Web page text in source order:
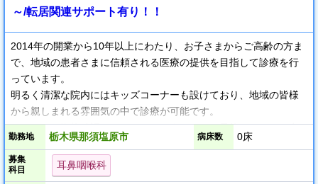
～/転居関連サポート有り！！
2014年の開業から10年以上にわたり、お子さまからご高齢の方ま
で、地域の患者さまに信頼される医療の提供を目指して診療を行
っています。
明るく清潔な院内にはキッズコーナーも設けており、地域の皆様
から親しまれる雰囲気の中で診療が可能です。
オンライン資格確認システム、インターネット予約システム、自
動精算機など医療DXにも取り組んでおり、効率的な診療体制に向
けて取り組んでいます。
東京駅からも東北新幹線で約1時間の通勤が可能です。
勤務地 栃木県那須塩原市 病床数 0床
募集
科目
耳鼻咽喉科